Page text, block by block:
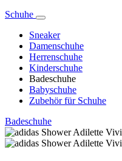
Schuhe
Sneaker
Damenschuhe
Herrenschuhe
Kinderschuhe
Badeschuhe
Babyschuhe
Zubehör für Schuhe
Badeschuhe